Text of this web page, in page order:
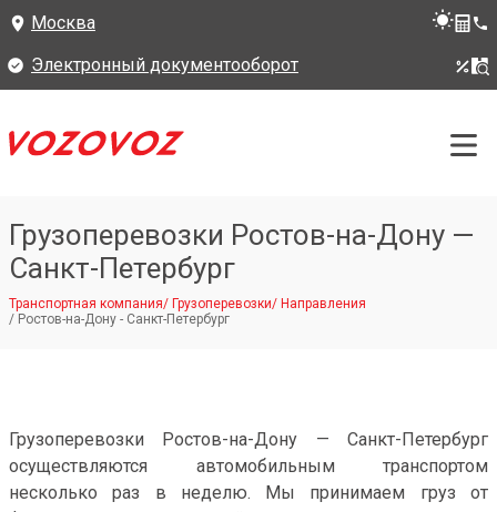
Москва
Электронный документооборот
Грузоперевозки Ростов-на-Дону —
Санкт-Петербург
Транспортная компания/ Грузоперевозки/ Направления
/ Ростов-на-Дону - Санкт-Петербург
Грузоперевозки Ростов-на-Дону — Санкт-Петербург
осуществляются автомобильным транспортом
несколько раз в неделю. Мы принимаем груз от